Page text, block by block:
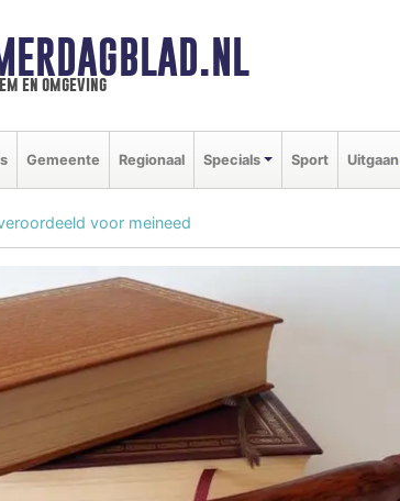
en omgeving
Gemeente Regionaal Specials Sport Uitgaan
voor meineed